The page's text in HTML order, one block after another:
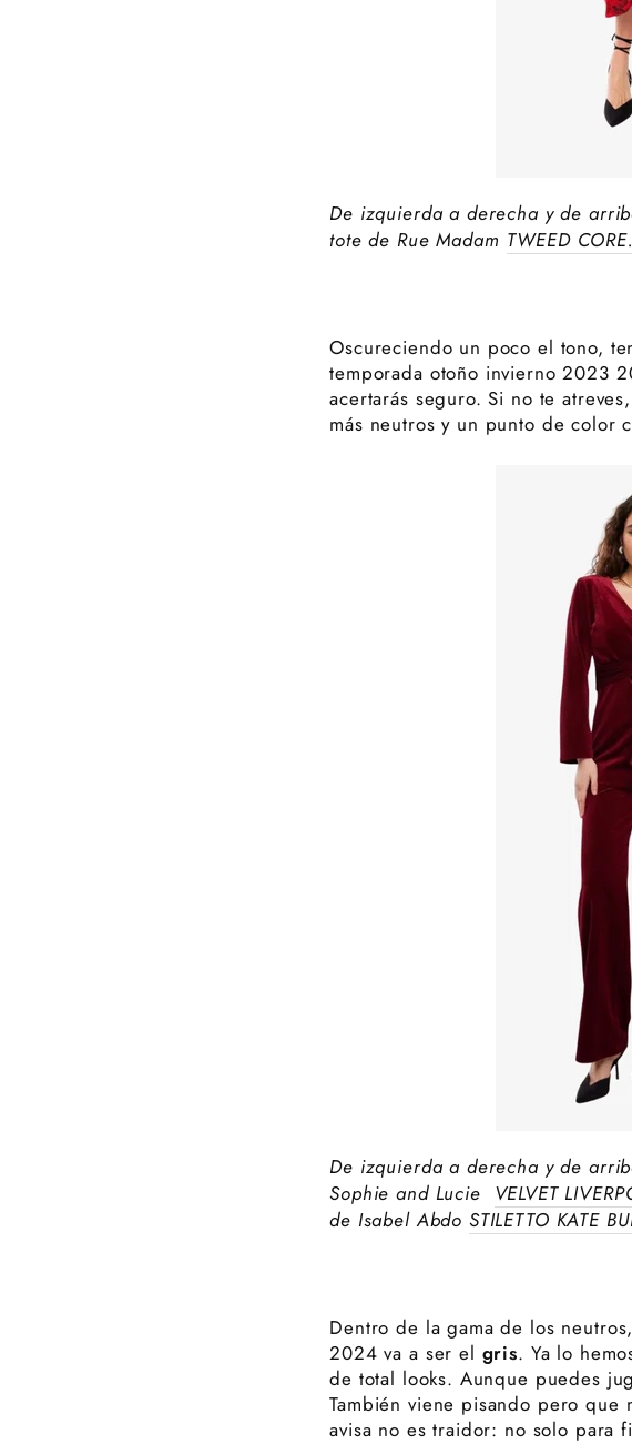
De izquierda a derecha y de
tote de Rue Madam TWEED CORE.
Oscureciendo un poco el tono,
temporada otoño invierno 2023
acertarás seguro. Si no te
más neutros y un punto de color
De izquierda a derecha y de
Sophie and Lucie VELVET
de Isabel Abdo STILETTO KATE
Dentro de la gama de los
2024 va a ser el gris. Ya lo
de total looks. Aunque puedes
También viene pisando pero
avisa no es traidor: no solo para